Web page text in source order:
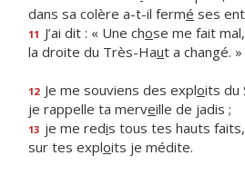
dans sa colère a-t-il fermé ses
11 J’ai dit : « Une chose me fait mal,
la droite du Très-Haut a changé. »
12 Je me souviens des exploits du
je rappelle ta merveille de jadis ;
13 je me redis tous tes hauts faits,
sur tes exploits je médite.